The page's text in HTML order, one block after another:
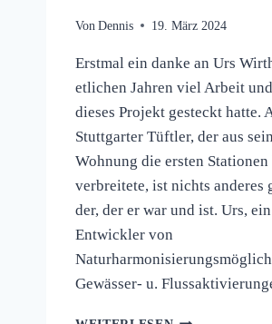
Von Dennis 19. März 2024
Erstmal ein danke an Urs
etlichen Jahren viel Arbeit
dieses Projekt gesteckt hatte.
Stuttgarter Tüftler, der aus
Wohnung die ersten Stationen
verbreitete, ist nichts anderes
der, der er war und ist. Urs,
Entwickler von
Gewässer- u.